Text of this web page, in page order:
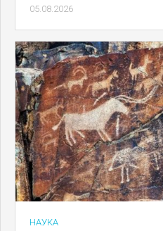
05.08.2026
НАУКА